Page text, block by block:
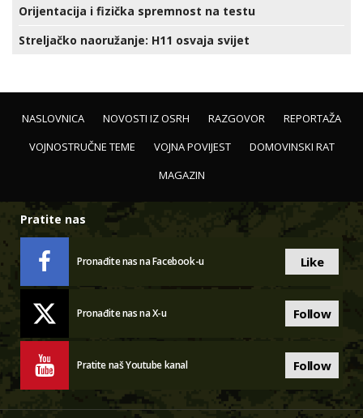
Orijentacija i fizička spremnost na testu
Streljačko naoružanje: H11 osvaja svijet
NASLOVNICA NOVOSTI IZ OSRH RAZGOVOR
REPORTAŽA
VOJNOSTRUČNE TEME
VOJNA POVIJEST
DOMOVINSKI RAT
MAGAZIN
Pratite nas
Pronađite nas na Facebook-u Like
Pronađite nas na X-u Follow
Pratite naš Youtube kanal Follow